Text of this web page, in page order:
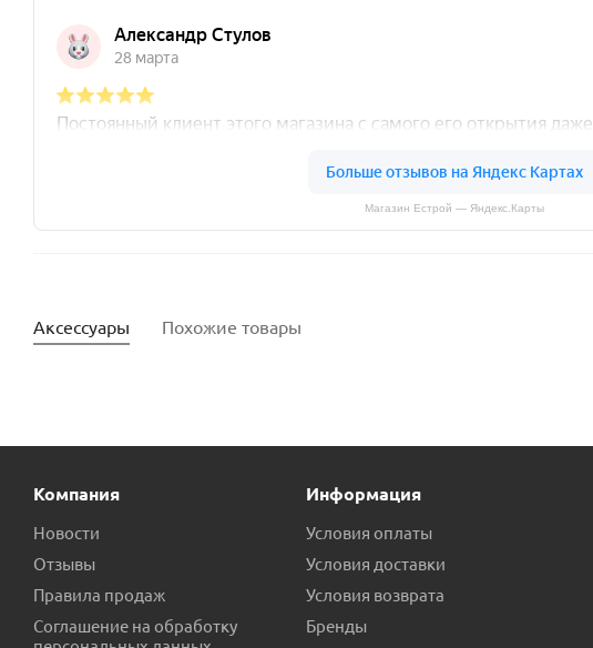
Магазин Естрой — Яндекс.Карты
Аксессуары Похожие товары
Контргайка 32 пр.Россия Труба ПНД техническая 40 пр.Россия
Компания
Новости
Отзывы
Правила продаж
Соглашение на обработку
Информация
Условия оплаты
Условия доставки
Условия возврата
Бренды